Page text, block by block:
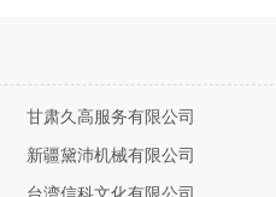
甘肃久高服务有限公司
新疆黛沛机械有限公司